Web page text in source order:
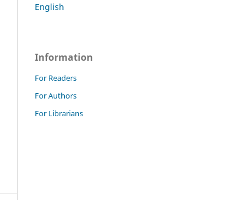
English
Information
For Readers
For Authors
For Librarians